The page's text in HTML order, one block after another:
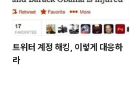
트위터 계정 해킹, 이렇게 대응하
라